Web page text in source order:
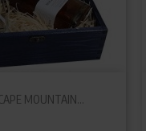
MOUNTAIN...